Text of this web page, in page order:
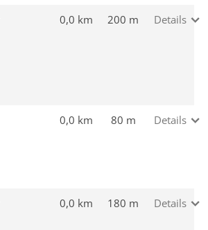
0,0 km 200 m Details
0,0 km 80 m Details
0,0 km 180 m Details